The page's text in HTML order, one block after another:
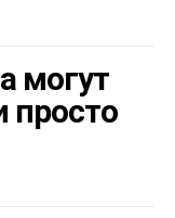
могут
просто